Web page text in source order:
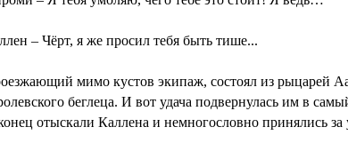
– Чёрт, я же просил тебя быть тише...
мимо кустов экипаж, состоял из рыцарей
беглеца. И вот удача подвернулась им в
отыскали Каллена и немногословно принялись